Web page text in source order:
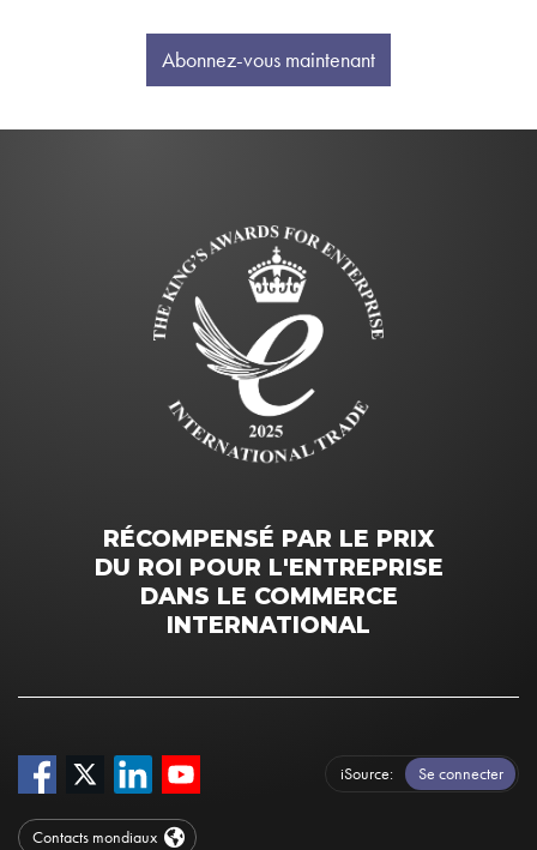
Abonnez-vous maintenant
RÉCOMPENSÉ PAR LE PRIX
DU ROI POUR L'ENTREPRISE
DANS LE COMMERCE
INTERNATIONAL
iSource Se connecter
Contacts mondiaux